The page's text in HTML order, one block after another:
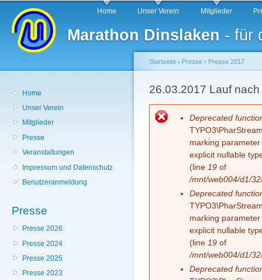
Marathon Dinslaken - für
Hauptmenü Home Unser Verein Mitglieder
Home
Unser Verein
Mitglieder
Presse
Veranstaltungen
Impressum und Datenschutz
Benutzeranmeldung
Presse
Presse 2026
Presse 2024
Presse 2025
Presse 2023
Sie sind hier
Startseite › Presse › Presse 2017
26.03.2017 Lauf
Fehlermeldung
Deprecated
marking
explicit nullable
(line 19 of
/mnt/web004/d1/
Deprecated
marking
explicit nullable
(line 19 of
/mnt/web004/d1/
Deprecated